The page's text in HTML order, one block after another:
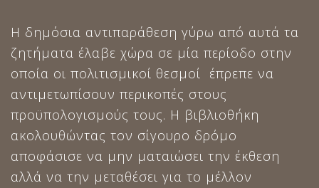
Η δημόσια αντιπαράθεση γύρω από αυτά τα
ζητήματα έλαβε χώρα σε μία περίοδο στην
οποία οι πολιτισμικοί θεσμοί έπρεπε να
αντιμετωπίσουν περικοπές στους
προϋπολογισμούς τους. Η βιβλιοθήκη
ακολουθώντας τον σίγουρο δρόμο
αποφάσισε να μην ματαιώσει την έκθεση
αλλά να την μεταθέσει για το μέλλον